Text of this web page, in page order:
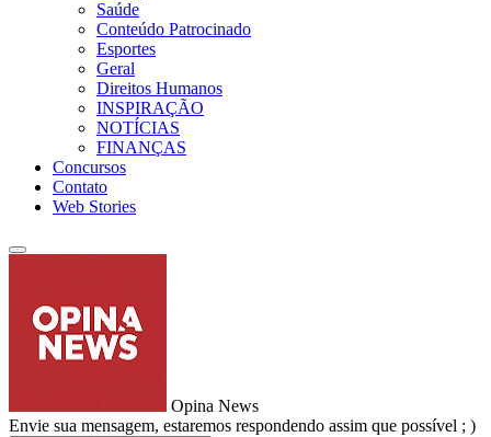
Saúde
Conteúdo Patrocinado
Esportes
Geral
Direitos Humanos
INSPIRAÇÃO
NOTÍCIAS
FINANÇAS
Concursos
Contato
Web Stories
Opina News
Envie sua mensagem, estaremos respondendo assim que possível ; )